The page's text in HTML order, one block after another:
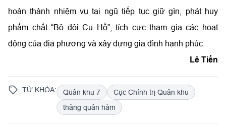
hoàn thành nhiệm vụ tại ngũ tiếp tục giữ gìn, phát huy
phẩm chất “Bộ đội Cụ Hồ”, tích cực tham gia các hoạt
động của địa phương và xây dựng gia đình hạnh phúc.
Lê Tiến
TỪ KHÓA: Quân khu 7
Cục Chính trị Quân khu
thăng quân hàm